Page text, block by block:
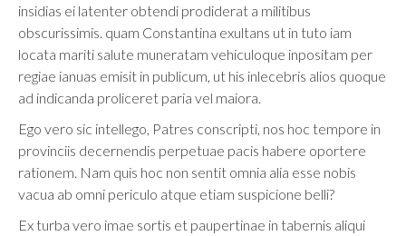
insidias ei latenter obtendi prodiderat a militibus
obscurissimis. quam Constantina exultans ut in tuto iam
locata mariti salute muneratam vehiculoque inpositam per
regiae ianuas emisit in publicum, ut his inlecebris alios quoque
ad indicanda proliceret paria vel maiora.
Ego vero sic intellego, Patres conscripti, nos hoc tempore in
provinciis decernendis perpetuae pacis habere oportere
rationem. Nam quis hoc non sentit omnia alia esse nobis
vacua ab omni periculo atque etiam suspicione belli?
Ex turba vero imae sortis et paupertinae in tabernis aliqui